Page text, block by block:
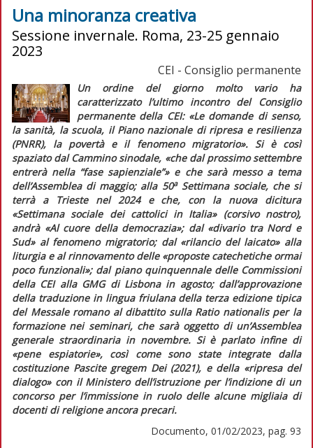
Una minoranza creativa
Sessione invernale. Roma, 23-25 gennaio
2023
CEI - Consiglio permanente
Un ordine del giorno molto vario ha
caratterizzato l’ultimo incontro del Consiglio
permanente della CEI: «Le domande di senso,
la sanità, la scuola, il Piano nazionale di ripresa e resilienza
(PNRR), la povertà e il fenomeno migratorio». Si è così
spaziato dal Cammino sinodale, «che dal prossimo settembre
entrerà nella “fase sapienziale”»e che sarà messo a tema
dell’Assemblea di maggio; alla 50aSettimana sociale, che si
terrà a Trieste nel 2024 e che, con la nuova dicitura
«Settimana sociale dei cattolici in Italia» (corsivo nostro),
andrà «Al cuore della democrazia»; dal «divario tra Nord e
Sud»al fenomeno migratorio; dal «rilancio del laicato»alla
liturgia e al rinnovamento delle «proposte catechetiche ormai
poco funzionali»; dal piano quinquennale delle Commissioni
della CEI alla GMG di Lisbona in agosto; dall’approvazione
della traduzione in lingua friulana della terza edizione tipica
del Messale romanoal dibattito sulla Ratio nationalisper la
formazione nei seminari, che sarà oggetto di un’Assemblea
generale straordinaria in novembre. Si è parlato infine di
«pene espiatorie», così come sono state integrate dalla
costituzione Pascite gregem Dei(2021), e della «ripresa del
dialogo»con il Ministero dell’istruzione per l’indizione di un
concorso per l’immissione in ruolo delle alcune migliaia di
docenti di religione ancora precari.
Documento, 01/02/2023, pag. 93